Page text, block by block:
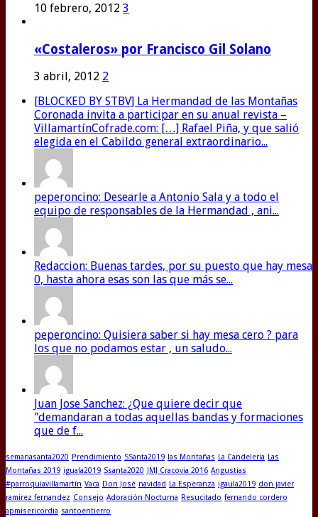
10 febrero, 2012 3
«Costaleros» por Francisco Gil Solano
3 abril, 2012 2
[BLOCKED BY STBV] La Hermandad de las Montañas
Coronada invita a participar en su anual revista –
VillamartínCofrade.com: […] Rafael Piña, y que salió
elegida en el Cabildo general extraordinario...
peperoncino: Desearle a Antonio Sala y a todo el
equipo de responsables de la Hermandad , ani...
Redaccion: Buenas tardes, por su puesto que hay mesa
0, hasta ahora esas son las que más se...
peperoncino: Quisiera saber si hay mesa cero ? para
los que no podamos estar , un saludo...
Juan Jose Sanchez: ¿Que quiere decir que
"demandaran a todas aquellas bandas y formaciones
que de f...
semanasanta2020 Prendimiento SSanta2019 las Montañas La Candeleria Las
Montañas 2019 iguala2019 Ssanta2020 JMJ Cracovia 2016 Angustias
#parroquiavillamartín Vaca Don José navidad La Esperanza igaula2019 don javier
ramirez fernandez Consejo Adoración Nocturna Resucitado fernando cordero
apmisericordia santoentierro